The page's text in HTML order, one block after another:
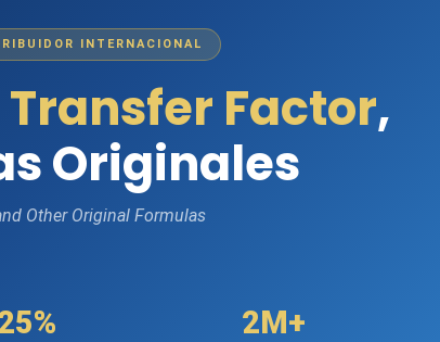
INTERNACIONAL
Transfer Factor,
Originales
Other Original Formulas
2M+